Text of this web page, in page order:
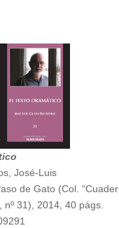
José-Luis
de Gato (Col.
nº 31), 2014, 40 págs.